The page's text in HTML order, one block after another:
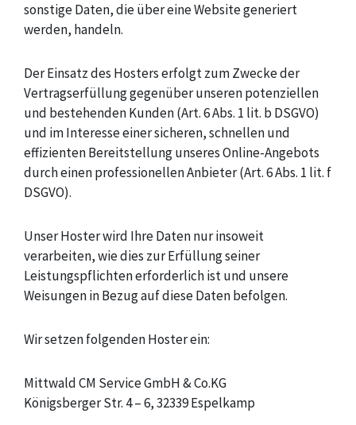
sonstige Daten, die über eine Website generiert
werden, handeln.
Der Einsatz des Hosters erfolgt zum Zwecke der
Vertragserfüllung gegenüber unseren potenziellen
und bestehenden Kunden (Art. 6 Abs. 1 lit. b DSGVO)
und im Interesse einer sicheren, schnellen und
effizienten Bereitstellung unseres Online-Angebots
durch einen professionellen Anbieter (Art. 6 Abs. 1 lit. f
DSGVO).
Unser Hoster wird Ihre Daten nur insoweit
verarbeiten, wie dies zur Erfüllung seiner
Leistungspflichten erforderlich ist und unsere
Weisungen in Bezug auf diese Daten befolgen.
Wir setzen folgenden Hoster ein:
Mittwald CM Service GmbH & Co.KG
Königsberger Str. 4 – 6, 32339 Espelkamp